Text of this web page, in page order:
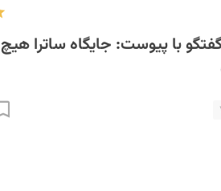
با پیوست: جایگاه ساترا هیچ